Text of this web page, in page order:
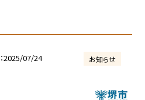
2025/07/24 お知らせ